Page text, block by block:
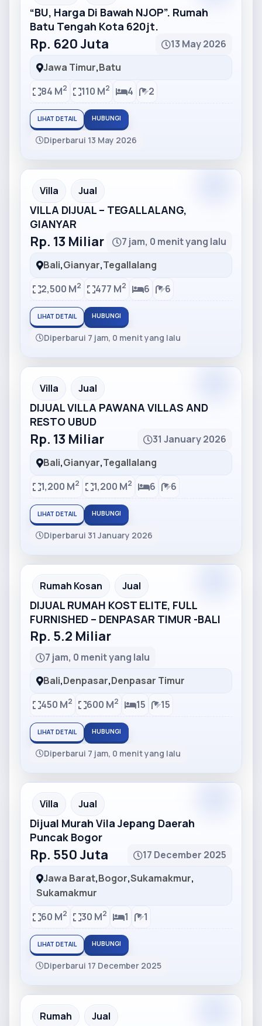
“BU, Harga Di Bawah NJOP”. Rumah
Batu Tengah Kota 620jt.
Rp. 620 Juta
13 May 2026
Jawa Timur,Batu
84 M2 110 M2 4 2
LIHAT DETAIL HUBUNGI
Diperbarui 13 May 2026
Partner Ad
Villa Jual
VILLA DIJUAL – TEGALLALANG,
GIANYAR
Rp. 13 Miliar
7 jam, 0 menit yang lalu
Bali,Gianyar,Tegallalang
2,500 M2 477 M2 6 6
LIHAT DETAIL HUBUNGI
Diperbarui 7 jam, 0 menit yang lalu
Partner Ad
Villa Jual
DIJUAL VILLA PAWANA VILLAS AND
RESTO UBUD
Rp. 13 Miliar
31 January 2026
Bali,Gianyar,Tegallalang
1,200 M2 1,200 M2 6 6
LIHAT DETAIL HUBUNGI
Diperbarui 31 January 2026
Partner Ad
Rumah Kosan Jual
DIJUAL RUMAH KOST ELITE, FULL
FURNISHED – DENPASAR TIMUR -BALI
Rp. 5.2 Miliar
7 jam, 0 menit yang lalu
Bali,Denpasar,Denpasar Timur
450 M2 600 M2 15 15
LIHAT DETAIL HUBUNGI
Diperbarui 7 jam, 0 menit yang lalu
Partner Ad
Villa Jual
Dijual Murah Vila Jepang Daerah
Puncak Bogor
Rp. 550 Juta
17 December 2025
Jawa Barat,Bogor,Sukamakmur,
Sukamakmur
60 M2 30 M2 1 1
LIHAT DETAIL HUBUNGI
Diperbarui 17 December 2025
Partner Ad
Rumah Jual